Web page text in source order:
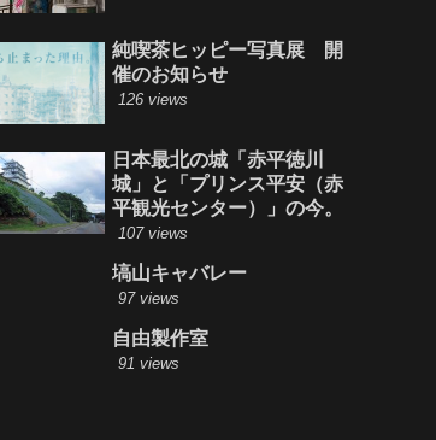
純喫茶ヒッピー写真展 開
催のお知らせ
126 views
日本最北の城「赤平徳川
城」と「プリンス平安（赤
平観光センター）」の今。
107 views
塙山キャバレー
97 views
自由製作室
91 views